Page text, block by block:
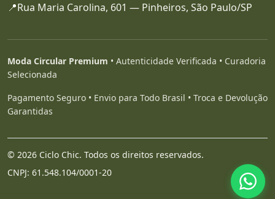
📍Rua Maria Carolina, 601 — Pinheiros, São Paulo/SP
Moda Circular Premium • Autenticidade Verificada • Curadoria
Selecionada
Pagamento Seguro • Envio para Todo Brasil • Troca e Devolução
Garantidas
© 2026 Ciclo Chic. Todos os direitos reservados.
CNPJ: 61.548.104/0001-20